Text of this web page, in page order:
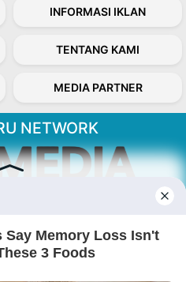
INFORMASI IKLAN
TENTANG KAMI
MEDIA PARTNER
NETWORK
berita aktual dan
pandang berbaik sangka